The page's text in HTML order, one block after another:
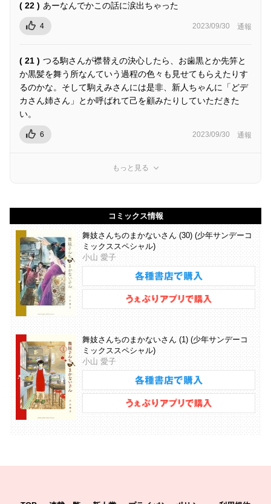
( 22 ) あーなんでかこの話に涙出ちゃった
4 2023/09/30 通報
( 21 ) つる駒さんが襟替えの決心したら、お歯黒とか先笄と
か黒髪を舞う所なんていう過程の色々も見せてもらえたりす
るのかな。そして駒えみさんには是非、新人ちゃんに「どデ
カさん姉さん」とか呼ばれて己を顧みたりしていただきた
い。
6 2023/09/30 通報
もっと見る
コミックス情報
舞妓さんちのまかないさん (30) (少年サンデーコ
ミックススペシャル)
小山 愛子
舞妓さんちのまかないさん (1) (少年サンデーコ
ミックススペシャル)
小山 愛子